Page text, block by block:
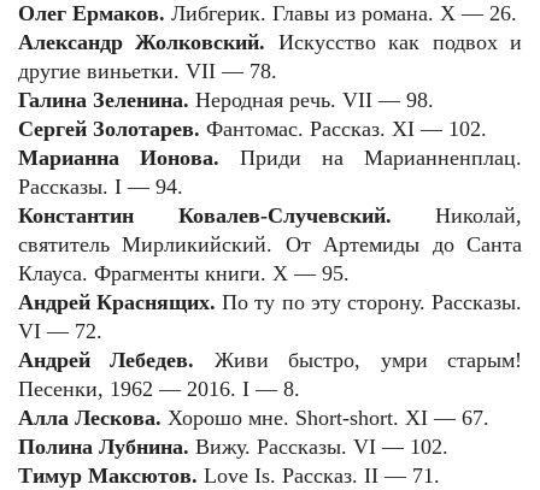
Олег Ермаков. Либгерик. Главы из романа. X — 26.
Александр Жолковский. Искусство как подвох и
другие виньетки. VII — 78.
Галина Зеленина. Неродная речь. VII — 98.
Сергей Золотарев. Фантомас. Рассказ. XI — 102.
Марианна Ионова. Приди на Марианненплац.
Рассказы. I — 94.
Константин Ковалев-Случевский. Николай,
святитель Мирликийский. От Артемиды до Санта
Клауса. Фрагменты книги. X — 95.
Андрей Краснящих.По ту по эту сторону. Рассказы.
VI — 72.
Андрей Лебедев. Живи быстро, умри старым!
Песенки, 1962 — 2016. I — 8.
Алла Лескова. Хорошо мне. Short-short. XI — 67.
Полина Лубнина. Вижу. Рассказы. VI — 102.
Тимур Максютов. Love Is. Рассказ. II — 71.